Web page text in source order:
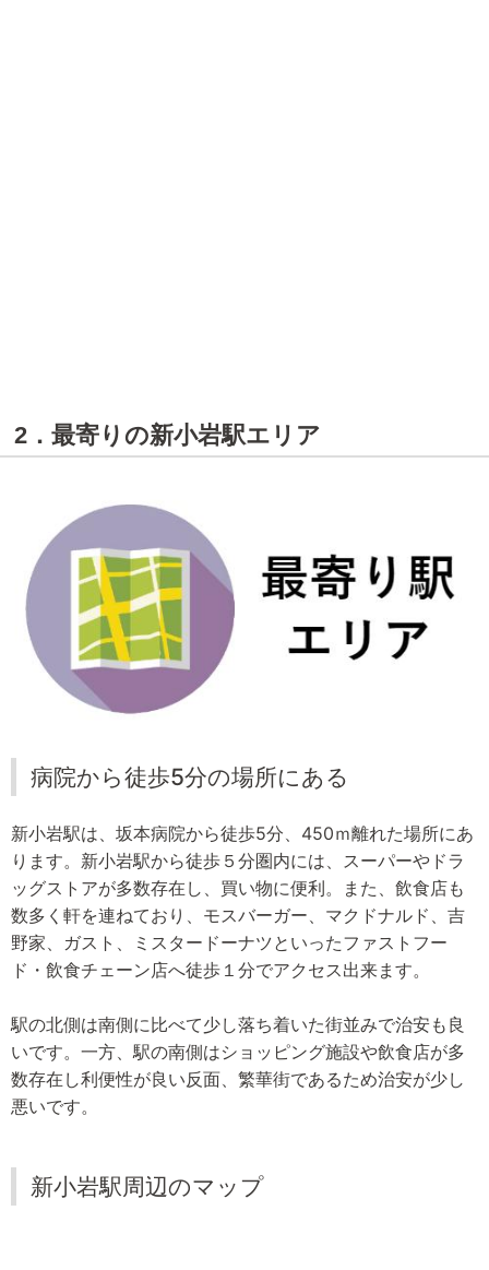
2．最寄りの新小岩駅エリア
病院から徒歩5分の場所にある
新小岩駅は、坂本病院から徒歩5分、450ｍ離れた場所にあ
ります。新小岩駅から徒歩５分圏内には、スーパーやドラ
ッグストアが多数存在し、買い物に便利。また、飲食店も
数多く軒を連ねており、モスバーガー、マクドナルド、吉
野家、ガスト、ミスタードーナツといったファストフー
ド・飲食チェーン店へ徒歩１分でアクセス出来ます。
駅の北側は南側に比べて少し落ち着いた街並みで治安も良
いです。一方、駅の南側はショッピング施設や飲食店が多
数存在し利便性が良い反面、繁華街であるため治安が少し
悪いです。
新小岩駅周辺のマップ